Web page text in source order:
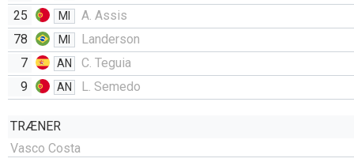
25
MI
A. Assis
78
MI
Landerson
7
AN
C. Teguia
9
AN L. Semedo
TRÆNER
Vasco Costa